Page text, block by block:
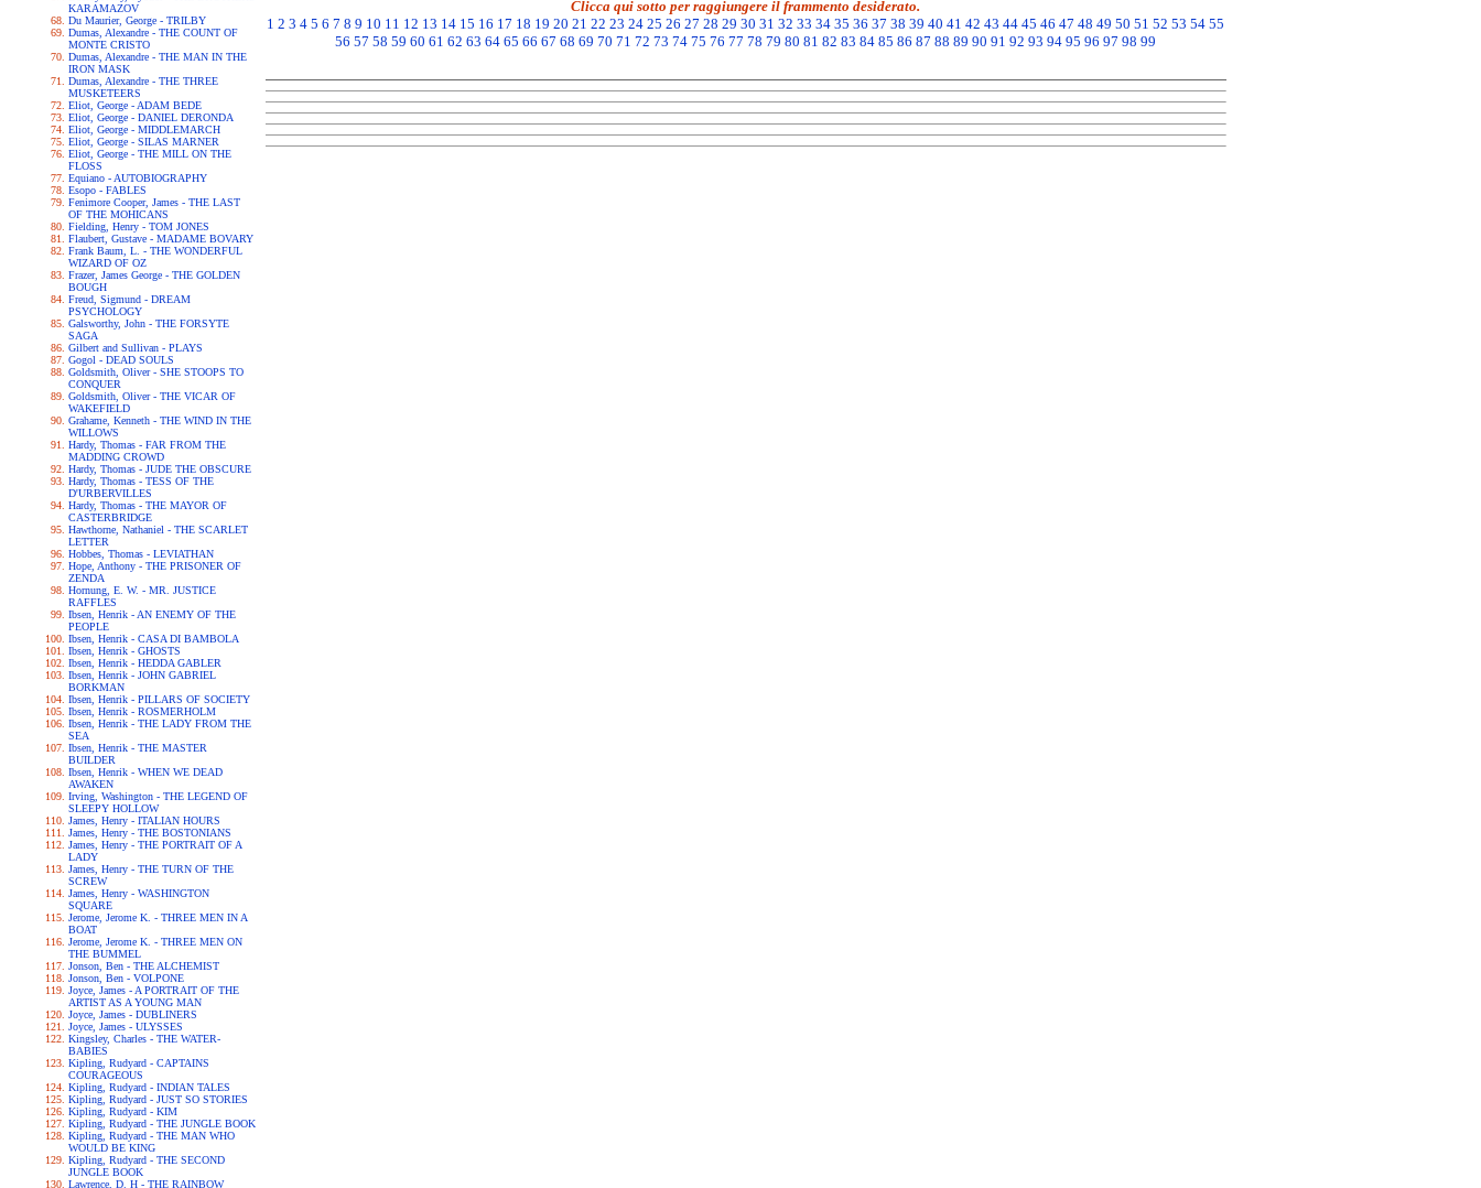
KARAMAZOV
Du Maurier, George - TRILBY
Dumas, Alexandre - THE COUNT OF
MONTE CRISTO
Dumas, Alexandre - THE MAN IN THE
IRON MASK
Dumas, Alexandre - THE THREE
MUSKETEERS
Eliot, George - ADAM BEDE
Eliot, George - DANIEL DERONDA
Eliot, George - MIDDLEMARCH
Eliot, George - SILAS MARNER
Eliot, George - THE MILL ON THE
FLOSS
Equiano - AUTOBIOGRAPHY
Esopo - FABLES
Fenimore Cooper, James - THE LAST
OF THE MOHICANS
Fielding, Henry - TOM JONES
Flaubert, Gustave - MADAME BOVARY
Frank Baum, L. - THE WONDERFUL
WIZARD OF OZ
Frazer, James George - THE GOLDEN
BOUGH
Freud, Sigmund - DREAM
PSYCHOLOGY
Galsworthy, John - THE FORSYTE
SAGA
Gilbert and Sullivan - PLAYS
Gogol - DEAD SOULS
Goldsmith, Oliver - SHE STOOPS TO
CONQUER
Goldsmith, Oliver - THE VICAR OF
WAKEFIELD
Grahame, Kenneth - THE WIND IN THE
WILLOWS
Hardy, Thomas - FAR FROM THE
MADDING CROWD
Hardy, Thomas - JUDE THE OBSCURE
Hardy, Thomas - TESS OF THE
D'URBERVILLES
Hardy, Thomas - THE MAYOR OF
CASTERBRIDGE
Hawthorne, Nathaniel - THE SCARLET
LETTER
Hobbes, Thomas - LEVIATHAN
Hope, Anthony - THE PRISONER OF
ZENDA
Hornung, E. W. - MR. JUSTICE
RAFFLES
Ibsen, Henrik - AN ENEMY OF THE
PEOPLE
Ibsen, Henrik - CASA DI BAMBOLA
Ibsen, Henrik - GHOSTS
Ibsen, Henrik - HEDDA GABLER
Ibsen, Henrik - JOHN GABRIEL
BORKMAN
Ibsen, Henrik - PILLARS OF SOCIETY
Ibsen, Henrik - ROSMERHOLM
Ibsen, Henrik - THE LADY FROM THE
SEA
Ibsen, Henrik - THE MASTER
BUILDER
Ibsen, Henrik - WHEN WE DEAD
AWAKEN
Irving, Washington - THE LEGEND OF
SLEEPY HOLLOW
James, Henry - ITALIAN HOURS
James, Henry - THE BOSTONIANS
James, Henry - THE PORTRAIT OF A
LADY
James, Henry - THE TURN OF THE
SCREW
James, Henry - WASHINGTON
SQUARE
Jerome, Jerome K. - THREE MEN IN A
BOAT
Jerome, Jerome K. - THREE MEN ON
THE BUMMEL
Jonson, Ben - THE ALCHEMIST
Jonson, Ben - VOLPONE
Joyce, James - A PORTRAIT OF THE
ARTIST AS A YOUNG MAN
Joyce, James - DUBLINERS
Joyce, James - ULYSSES
Kingsley, Charles - THE WATER-
BABIES
Kipling, Rudyard - CAPTAINS
COURAGEOUS
Kipling, Rudyard - INDIAN TALES
Kipling, Rudyard - JUST SO STORIES
Kipling, Rudyard - KIM
Kipling, Rudyard - THE JUNGLE BOOK
Kipling, Rudyard - THE MAN WHO
WOULD BE KING
Kipling, Rudyard - THE SECOND
JUNGLE BOOK
Lawrence, D. H - THE RAINBOW
Clicca qui sotto per raggiungere il frammento desiderato.
1 2 3 4 5 6 7 8 9 10 11 12 13 14 15 16 17 18 19 20 21 22 23 24 25 26 27 28 29 30 31 32 33 34 35 36 37 38 39 40 41 42 43 44 45 46 47 48 49 50 51 52 53 54 55
56 57 58 59 60 61 62 63 64 65 66 67 68 69 70 71 72 73 74 75 76 77 78 79 80 81 82 83 84 85 86 87 88 89 90 91 92 93 94 95 96 97 98 99